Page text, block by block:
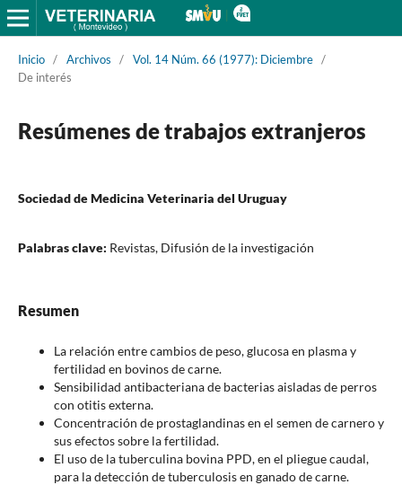
Inicio / Archivos / Vol. 14 Núm. 66 (1977): Diciembre /
De interés
Resúmenes de trabajos extranjeros
Sociedad de Medicina Veterinaria del Uruguay
Palabras clave: Revistas, Difusión de la investigación
Resumen
La relación entre cambios de peso, glucosa en plasma y
fertilidad en bovinos de carne.
Sensibilidad antibacteriana de bacterias aisladas de perros
con otitis externa.
Concentración de prostaglandinas en el semen de carnero y
sus efectos sobre la fertilidad.
El uso de la tuberculina bovina PPD, en el pliegue caudal,
para la detección de tuberculosis en ganado de carne.